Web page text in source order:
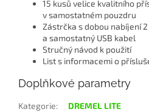
15 kusů velice kvalitního
v samostatném pouzdru
Zástrčka s dobou nabíjení
a samostatný USB kabel
Stručný návod k použití
List s informacemi o
Doplňkové parametry
Kategorie:
DREMEL LITE